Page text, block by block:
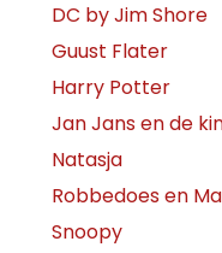
DC by Jim Shore
Guust Flater
Harry Potter
Jan Jans en de
Natasja
Robbedoes en
Snoopy